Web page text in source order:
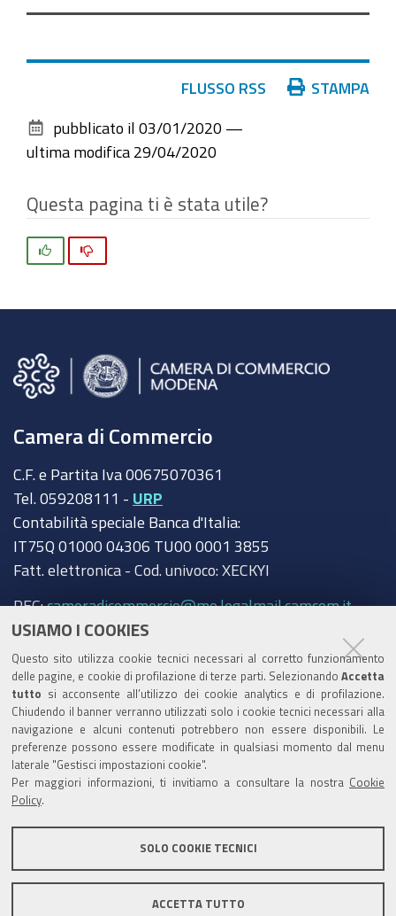
USIAMO I COOKIES
Questo sito utilizza cookie tecnici necessari al corretto funzionamento
delle pagine, e cookie di profilazione di terze parti. Selezionando Accetta
tutto si acconsente all’utilizzo dei cookie analytics e di profilazione.
Chiudendo il banner verranno utilizzati solo i cookie tecnici necessari alla
navigazione e alcuni contenuti potrebbero non essere disponibili. Le
preferenze possono essere modificate in qualsiasi momento dal menu
laterale "Gestisci impostazioni cookie".
Per maggiori informazioni, ti invitiamo a consultare la nostra Cookie
Policy
SOLO COOKIE TECNICI
ACCETTA TUTTO
documento
FLUSSO RSS STAMPA
pubblicato il 03/01/2020 —
ultima modifica 29/04/2020
Questa pagina ti è stata utile?
Camera di Commercio
C.F. e Partita Iva 00675070361
Tel. 059208111 - URP
Contabilità speciale Banca d'Italia:
IT75Q 01000 04306 TU00 0001 3855
Fatt. elettronica - Cod. univoco: XECKYI
PEC:cameradicommercio@mo.legalmail.camcom.it
Trasparenza
Amministrazione trasparente
Albo Camerale
Pubblicità Legale
Area riservata Amministratori
Informativa generale Informative privacy